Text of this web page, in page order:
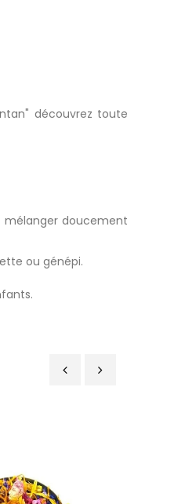
" découvrez toute
mélanger doucement
ou génépi.